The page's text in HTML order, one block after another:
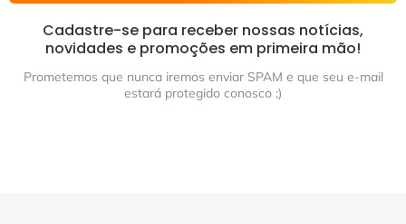
Cadastre-se para receber nossas notícias,
novidades e promoções em primeira mão!
Prometemos que nunca iremos enviar SPAM e que seu e-mail
estará protegido conosco ;)